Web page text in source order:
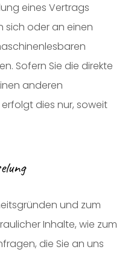
eines Vertrags
sich oder an einen
Sofern Sie die direkte
anderen
dies nur, soweit
und zum
Inhalte, wie zum
die Sie an uns